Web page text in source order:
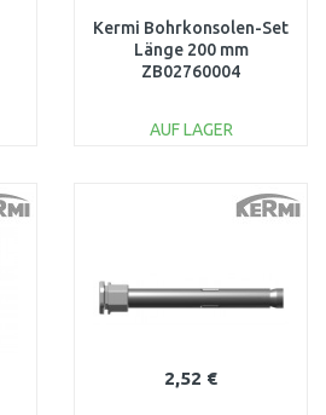
Kermi Bohrkonsolen-Set
Länge 200 mm
ZB02760004
AUF LAGER
2,52 €